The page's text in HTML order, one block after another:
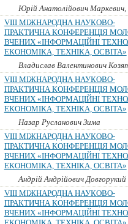
Юрій Анатолійович Маркевич,
VIII МІЖНАРОДНА НАУКОВО-
ПРАКТИЧНА КОНФЕРЕНЦІЯ
ВЧЕНИХ «ІНФОРМАЦІЙНІ
ЕКОНОМІКА, ТЕХНІКА, ОСВІТА»
Владислав Валентинович
VIII МІЖНАРОДНА НАУКОВО-
ПРАКТИЧНА КОНФЕРЕНЦІЯ
ВЧЕНИХ «ІНФОРМАЦІЙНІ
ЕКОНОМІКА, ТЕХНІКА, ОСВІТА»
Назар Русланович Зима
VIII МІЖНАРОДНА НАУКОВО-
ПРАКТИЧНА КОНФЕРЕНЦІЯ
ВЧЕНИХ «ІНФОРМАЦІЙНІ
ЕКОНОМІКА, ТЕХНІКА, ОСВІТА»
Андрій Андрійович Довгорукий
VIII МІЖНАРОДНА НАУКОВО-
ПРАКТИЧНА КОНФЕРЕНЦІЯ
ВЧЕНИХ «ІНФОРМАЦІЙНІ